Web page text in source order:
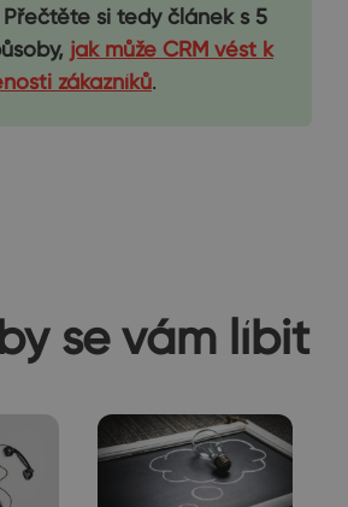
Přečtěte si tedy článek s 5
jak může CRM vést k
zákazníků.
se vám líbit